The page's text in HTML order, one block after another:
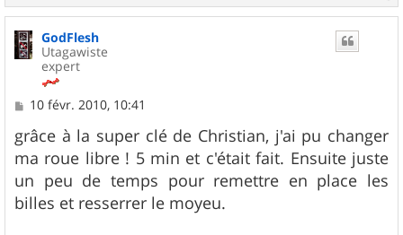
a
GodFlesh
Utagawiste
expert
M
s
s
a
g
e
10 févr. 2010, 10:41
grâce à la super clé de Christian, j'ai pu changer
ma roue libre ! 5 min et c'était fait. Ensuite juste
un peu de temps pour remettre en place les
billes et resserrer le moyeu.